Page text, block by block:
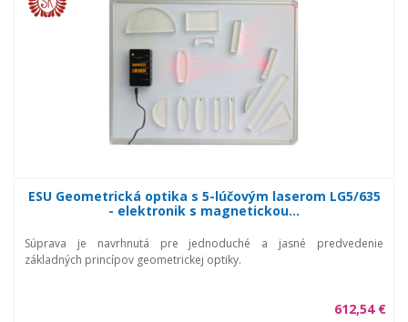
ESU Geometrická optika s 5-lúčovým laserom LG5/635
- elektronik s magnetickou...
Súprava je navrhnutá pre jednoduché a jasné predvedenie
základných princípov geometrickej optiky.
612,54 €